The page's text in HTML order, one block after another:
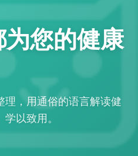
您的健康
理，用通俗的语言解读健
以致用。